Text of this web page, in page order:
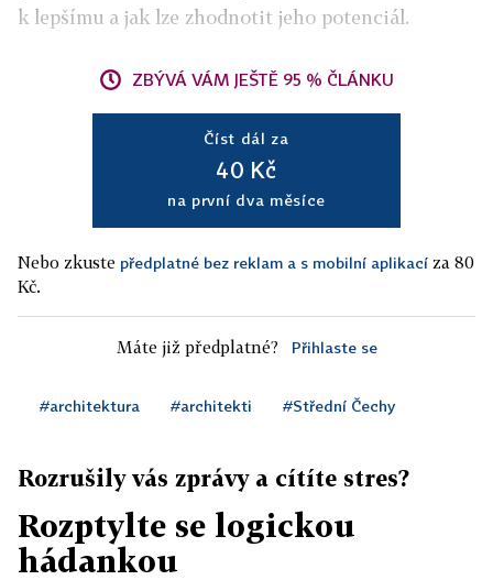
k lepšímu a jak lze zhodnotit jeho potenciál.
ZBÝVÁ VÁM JEŠTĚ 95 % ČLÁNKU
Číst dál za
40 Kč
na první dva měsíce
Nebo zkuste předplatné bez reklam a s mobilní aplikací za 80
Kč.
Máte již předplatné? Přihlaste se
#architektura #architekti #Střední Čechy
Rozrušily vás zprávy a cítíte stres?
Rozptylte se logickou
hádankou